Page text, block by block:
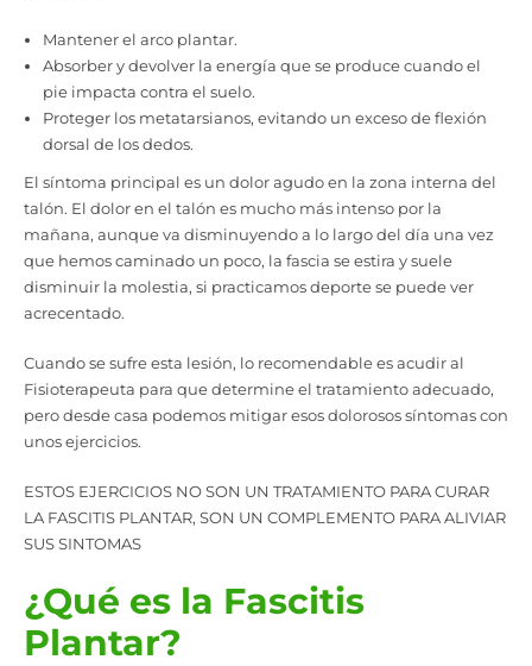
Mantener el arco plantar.
Absorber y devolver la energía que se produce cuando el
pie impacta contra el suelo.
Proteger los metatarsianos, evitando un exceso de flexión
dorsal de los dedos.
El síntoma principal es un dolor agudo en la zona interna del
talón. El dolor en el talón es mucho más intenso por la
mañana, aunque va disminuyendo a lo largo del día una vez
que hemos caminado un poco, la fascia se estira y suele
disminuir la molestia, si practicamos deporte se puede ver
acrecentado.
Cuando se sufre esta lesión, lo recomendable es acudir al
Fisioterapeuta para que determine el tratamiento adecuado,
pero desde casa podemos mitigar esos dolorosos síntomas con
unos ejercicios.
ESTOS EJERCICIOS NO SON UN TRATAMIENTO PARA CURAR
LA FASCITIS PLANTAR, SON UN COMPLEMENTO PARA ALIVIAR
SUS SINTOMAS
¿Qué es la Fascitis
Plantar?